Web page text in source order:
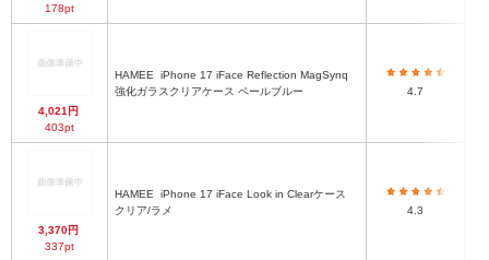
178pt
4,021円
403pt
HAMEE
強化ガラスクリアケース ペールブルー
4.7
3,370円
337pt
HAMEE
クリア/ラメ
4.3